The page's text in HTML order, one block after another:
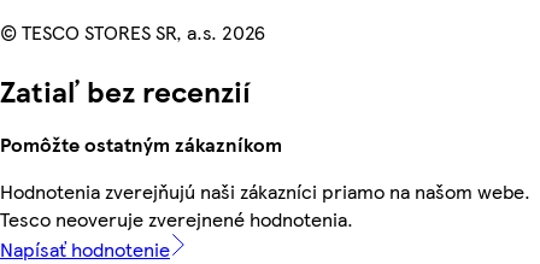
© TESCO STORES SR, a.s. 2026
Zatiaľ bez recenzií
Pomôžte ostatným zákazníkom
Hodnotenia zverejňujú naši zákazníci priamo na našom webe.
Tesco neoveruje zverejnené hodnotenia.
Napísať hodnotenie